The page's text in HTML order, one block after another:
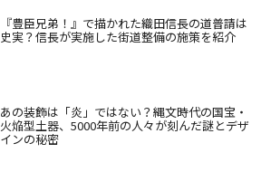
『豊臣兄弟！』で描かれた織田信長の道普請は
史実？信長が実施した街道整備の施策を紹介
あの装飾は「炎」ではない？縄文時代の国宝・
火焔型土器、5000年前の人々が刻んだ謎とデザ
インの秘密